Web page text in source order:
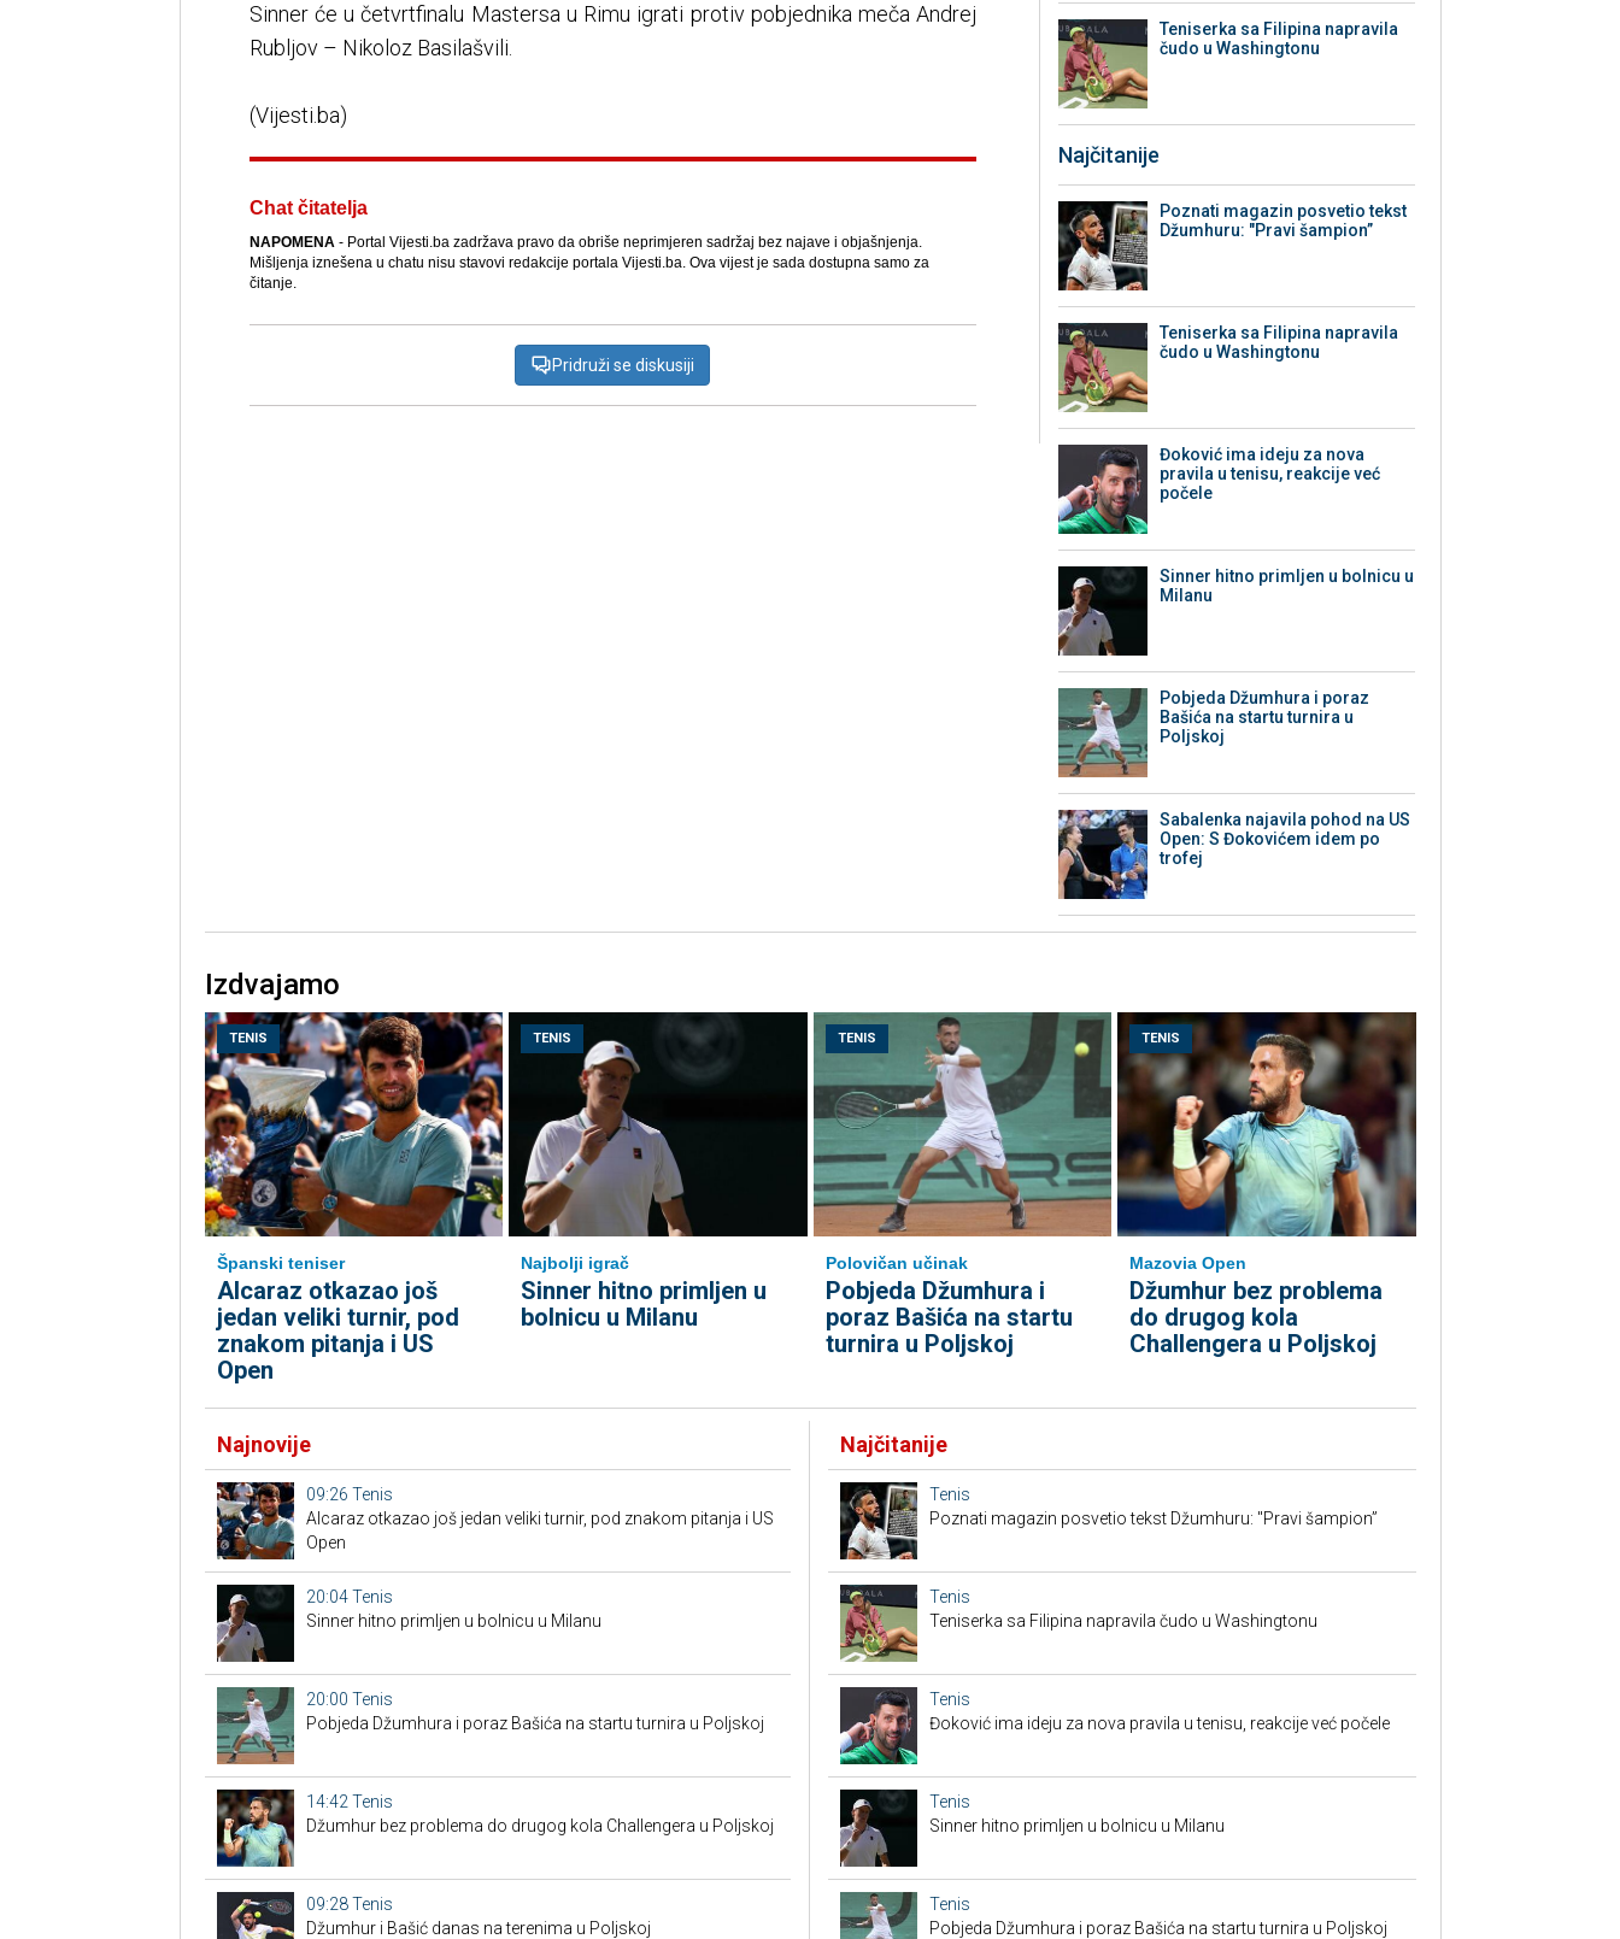
Sinner će u četvrtfinalu Mastersa u Rimu igrati protiv pobjednika meča Andrej
Rubljov – Nikoloz Basilašvili.
(Vijesti.ba)
Chat čitatelja
NAPOMENA- Portal Vijesti.ba zadržava pravo da obriše neprimjeren sadržaj bez najave i objašnjenja.
Mišljenja iznešena u chatu nisu stavovi redakcije portala Vijesti.ba. Ova vijest je sada dostupna samo za
čitanje.
Pridruži se diskusiji
Teniserka sa Filipina napravila
čudo u Washingtonu
Najčitanije
Poznati magazin posvetio tekst
Džumhuru: "Pravi šampion”
Teniserka sa Filipina napravila
čudo u Washingtonu
Đoković ima ideju za nova
pravila u tenisu, reakcije već
počele
Sinner hitno primljen u bolnicu u
Milanu
Pobjeda Džumhura i poraz
Bašića na startu turnira u
Poljskoj
Sabalenka najavila pohod na US
Open: S Đokovićem idem po
trofej
Izdvajamo
TENIS
Španski teniser
Alcaraz otkazao još
jedan veliki turnir, pod
znakom pitanja i US
Open
TENIS
Najbolji igrač
Sinner hitno primljen u
bolnicu u Milanu
TENIS
Polovičan učinak
Pobjeda Džumhura i
poraz Bašića na startu
turnira u Poljskoj
TENIS
Mazovia Open
Džumhur bez problema
do drugog kola
Challengera u Poljskoj
Najnovije
09:26 Tenis
Alcaraz otkazao još jedan veliki turnir, pod znakom pitanja i US
Open
20:04Tenis
Sinner hitno primljen u bolnicu u Milanu
20:00 Tenis
Pobjeda Džumhura i poraz Bašića na startu turnira u Poljskoj
14:42 Tenis
Džumhur bez problema do drugog kola Challengera u Poljskoj
09:28Tenis
Džumhur i Bašić danas na terenima u Poljskoj
Najčitanije
Tenis
Poznati magazin posvetio tekst Džumhuru: "Pravi šampion”
Tenis
Teniserka sa Filipina napravila čudo u Washingtonu
Tenis
Đoković ima ideju za nova pravila u tenisu, reakcije već počele
Tenis
Sinner hitno primljen u bolnicu u Milanu
Tenis
Pobjeda Džumhura i poraz Bašića na startu turnira u Poljskoj